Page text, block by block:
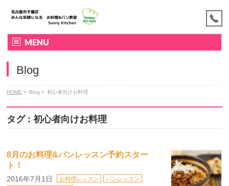
MENU
Blog
HOME » Blog » 初心者向けお料理
タグ : 初心者向けお料理
8月のお料理&パンレッスン予約スター
ト！
2016年7月1日 お料理レッスン
パンレッスン